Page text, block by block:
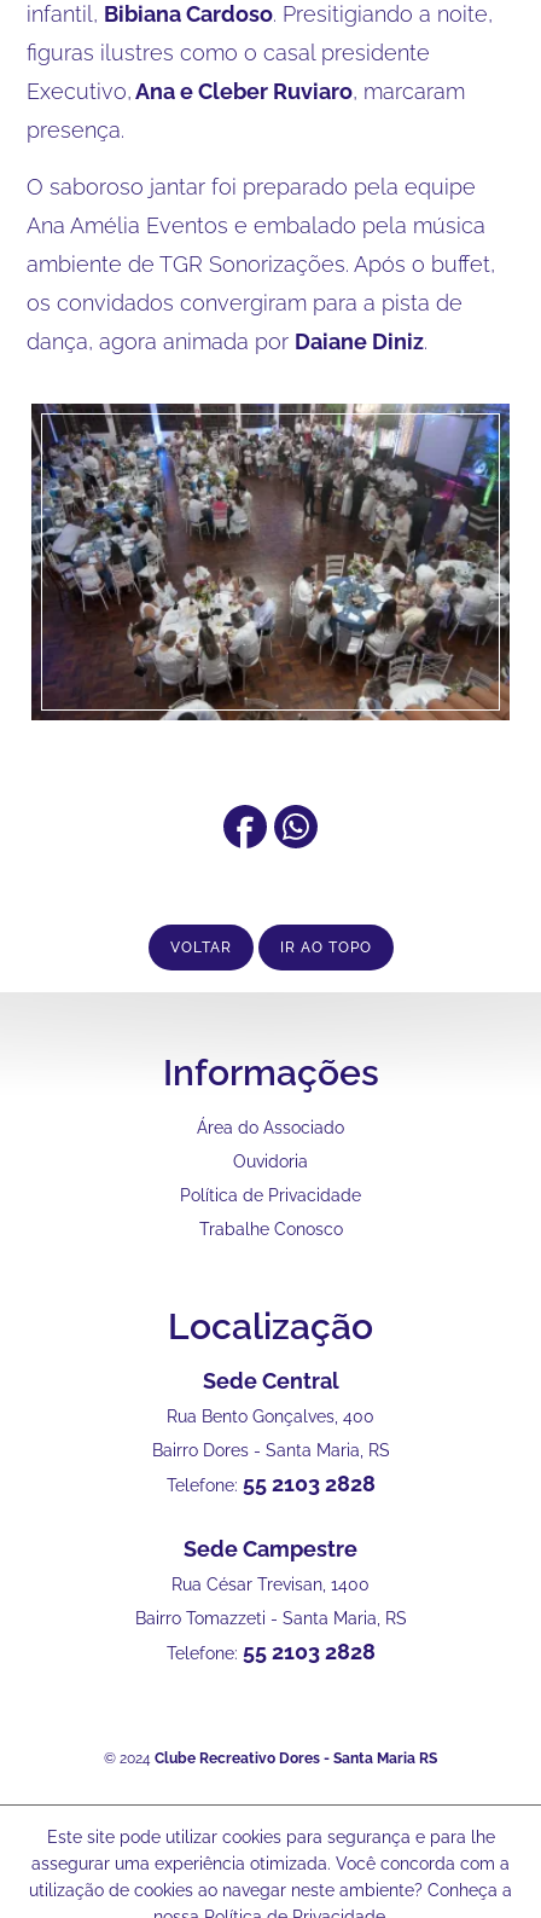
infantil, Bibiana Cardoso. Presitigiando a noite,
figuras ilustres como o casal presidente
Executivo,Ana e Cleber Ruviaro, marcaram
presença.
O saboroso jantar foi preparado pela equipe
Ana Amélia Eventos e embalado pela música
ambiente de TGR Sonorizações. Após o buffet,
os convidados convergiram para a pista de
dança, agora animada por Daiane Diniz.
VOLTAR IR AO TOPO
Informações
Área do Associado
Ouvidoria
Política de Privacidade
Trabalhe Conosco
Localização
Sede Central
Rua Bento Gonçalves, 400
Bairro Dores - Santa Maria, RS
Telefone: 55 2103 2828
Sede Campestre
Rua César Trevisan, 1400
Bairro Tomazzeti - Santa Maria, RS
Telefone: 55 2103 2828
© 2024 Clube Recreativo Dores - Santa Maria RS
Este site pode utilizar cookies para segurança e para lhe
assegurar uma experiência otimizada. Você concorda com a
utilização de cookies ao navegar neste ambiente? Conheça a